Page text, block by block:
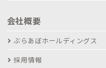
会社概要
ぶらあぼホールディングス
採用情報